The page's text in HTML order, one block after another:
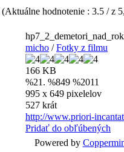
(Aktuálne hodnotenie : 3.5 / z
micho /Fotky z filmu
166 KB
%21. %849 %2011
995 x 649 pixelelov
527 krát
http://www.priori-
Pridať do obľúbených
Powered by